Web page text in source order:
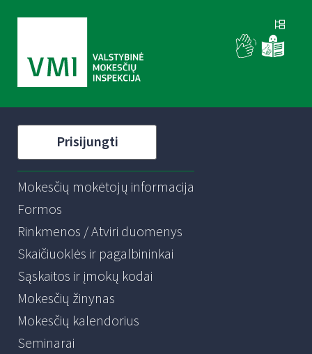
Prisijungti
Mokesčių mokėtojų informacija
Formos
Rinkmenos / Atviri duomenys
Skaičiuoklės ir pagalbininkai
Sąskaitos ir įmokų kodai
Mokesčių žinynas
Mokesčių kalendorius
Seminarai